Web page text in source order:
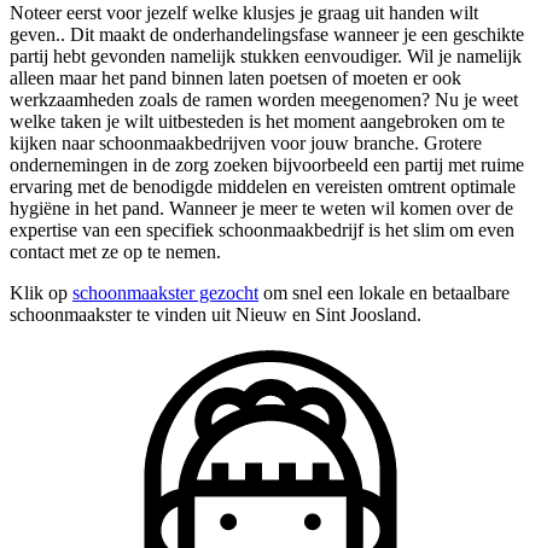
Noteer eerst voor jezelf welke klusjes je graag uit handen wilt
geven.. Dit maakt de onderhandelingsfase wanneer je een geschikte
partij hebt gevonden namelijk stukken eenvoudiger. Wil je namelijk
alleen maar het pand binnen laten poetsen of moeten er ook
werkzaamheden zoals de ramen worden meegenomen? Nu je weet
welke taken je wilt uitbesteden is het moment aangebroken om te
kijken naar schoonmaakbedrijven voor jouw branche. Grotere
ondernemingen in de zorg zoeken bijvoorbeeld een partij met ruime
ervaring met de benodigde middelen en vereisten omtrent optimale
hygiëne in het pand. Wanneer je meer te weten wil komen over de
expertise van een specifiek schoonmaakbedrijf is het slim om even
contact met ze op te nemen.
Klik op schoonmaakster gezocht om snel een lokale en betaalbare
schoonmaakster te vinden uit Nieuw en Sint Joosland.